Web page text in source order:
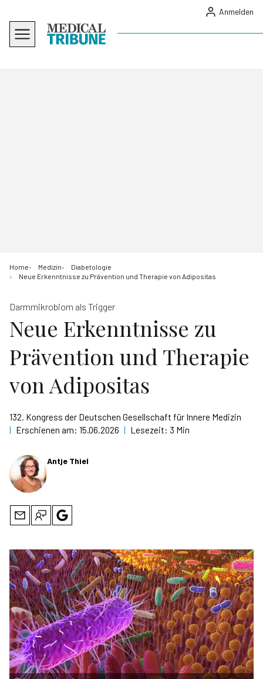
Anmelden
Home Medizin
Diabetologie
Neue Erkenntnisse zu Prävention und Therapie von Adipositas
Darmmikrobiom als Trigger
Neue Erkenntnisse zu
Prävention und Therapie
von Adipositas
132. Kongress der Deutschen Gesellschaft für Innere Medizin
| Erschienen am: 15.06.2026 | Lesezeit: 3 Min
Antje Thiel